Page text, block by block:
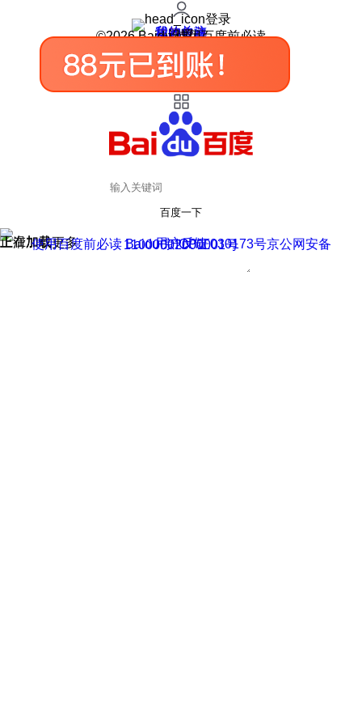
登录
我的关注
我的收藏
皮肤中心
用户反馈
设置
©2026 Baidu 使用百度前必读
百度一下
正在加载
上滑加载更多 用户反馈
使用百度前必读 Baidu 京ICP证030173号
京公网安备11000002000001号